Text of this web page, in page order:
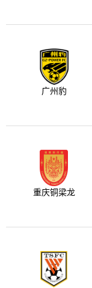
广州豹
重庆铜梁龙